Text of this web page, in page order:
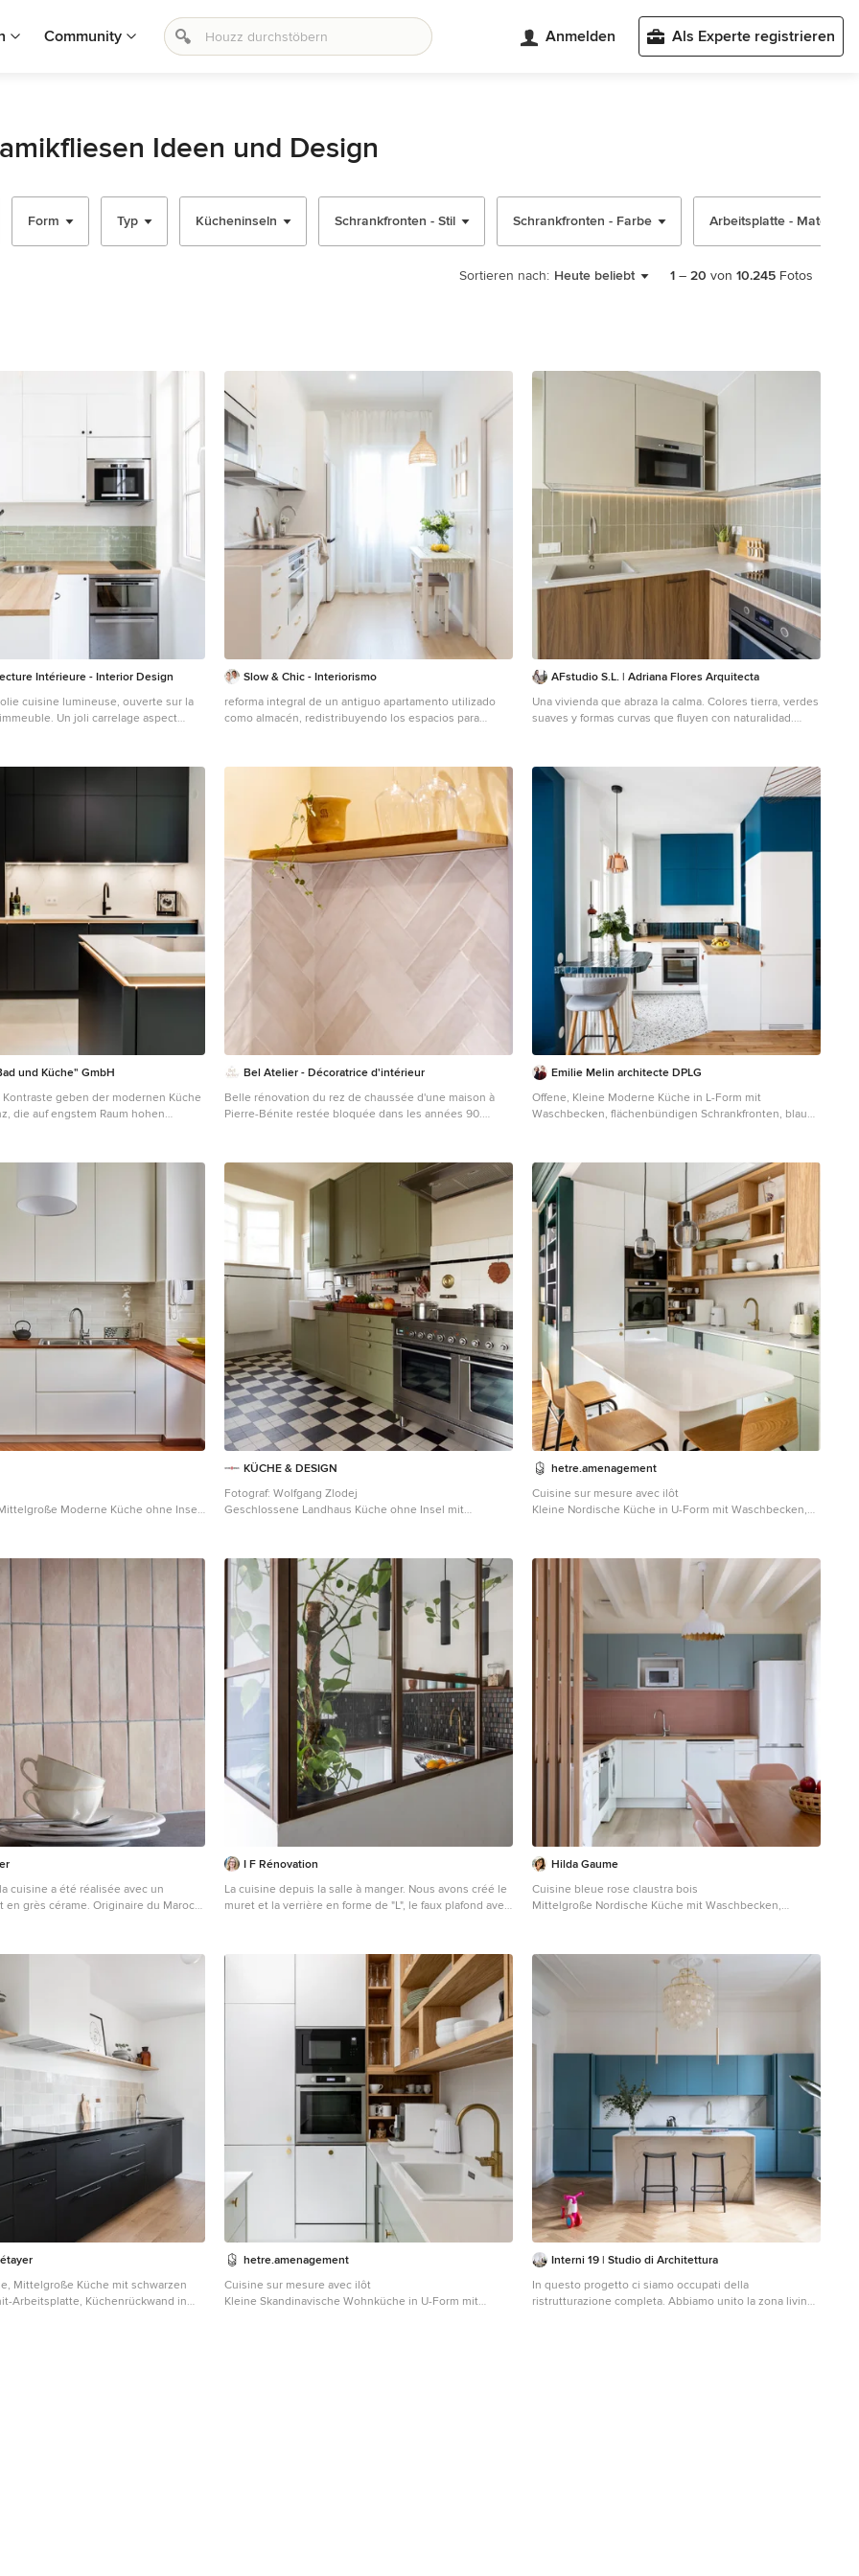
Community Anmelden Als Experte registrieren
Ideen und Design
Form Typ Kücheninseln Schrankfronten - Stil Schrankfronten - Farbe Arbeitsplatte - Material
Sortieren nach: Heute beliebt 1 – 20 von 10.245 Fotos
Intérieure - Interior Design
cuisine lumineuse, ouverte sur la
Un joli carrelage aspect
modernisé avec des boutons en métal
plat vert sauge ! Des petits
viennent compléter le côté rétro
par des suspensions design en
Slow & Chic - Interiorismo
reforma integral de un antiguo apartamento utilizado
como almacén, redistribuyendo los espacios para
AFstudio S.L. | Adriana Flores Arquitecta
Una vivienda que abraza la calma. Colores tierra, verdes
suaves y formas curvas que fluyen con naturalidad.
funcionalidad no está reñida con la belleza — solo hay
que saber combinar. A home that embraces calm. Earth
tones, soft greens and organic curves that flow
effortlessly. We created a space to live with all five
senses — where every corner invites you to stay.
Functionality and beauty can go hand in hand — you
just need the right balance.
und Küche" GmbH
Kontraste geben der modernen Küche
die auf engstem Raum hohen
optimal zur Geltung.
Bel Atelier - Décoratrice d'intérieur
Belle rénovation du rez de chaussée d'une maison à
Pierre-Bénite restée bloquée dans les années 90.
totalement repensée tant dans les matériaux que pour
ajouter des rangements. Les sols ont fait peaux neuves,
l'escalier s'est débarrassé de sa peau de peinture fade,
etc.
Emilie Melin architecte DPLG
Offene, Kleine Moderne Küche in L-Form mit
Waschbecken, flächenbündigen Schrankfronten, blauen
Frontblende, Terrazzo-Boden, buntem Boden und
brauner Arbeitsplatte in Paris
Moderne Küche ohne Insel
in Beige, Rückwand aus
Küchengeräten aus Edelstahl in
KÜCHE & DESIGN
Fotograf: Wolfgang Zlodej
Geschlossene Landhaus Küche ohne Insel mit
Weiß, Rückwand aus Keramikfliesen, Küchengeräten
aus Edelstahl, Keramikboden und buntem Boden in
Hamburg
hetre.amenagement
Cuisine sur mesure avec ilôt
Kleine Nordische Küche in U-Form mit Waschbecken,
Keramikfliesen, Elektrogeräten mit Frontblende, hellem
Holzboden, Kücheninsel, beigem Boden und weißer
Arbeitsplatte in Paris
cuisine a été réalisée avec un
en grès cérame. Originaire du Maroc
et très résistants. Leurs nombreuses
dans les maisons. Assortis à un plan
de lave, c'est la bonne association
sobre et contemporaine !
I F Rénovation
La cuisine depuis la salle à manger. Nous avons créé le
muret et la verrière en forme de "L", le faux plafond avec
Hilda Gaume
Cuisine bleue rose claustra bois
Mittelgroße Nordische Küche mit Waschbecken,
Elektrogeräten, hellem Holzboden und beiger
Arbeitsplatte in Bordeaux
Mittelgroße Küche mit schwarzen
Arbeitsplatte, Küchenrückwand in
hetre.amenagement
Cuisine sur mesure avec ilôt
Kleine Skandinavische Wohnküche in U-Form mit
Interni 19 | Studio di Architettura
In questo progetto ci siamo occupati della
ristrutturazione completa. Abbiamo unito la zona living